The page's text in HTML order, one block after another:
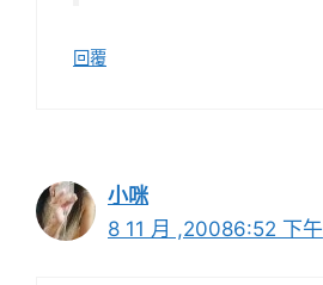
回覆
小咪
8 11 月 ,20086:52 下午